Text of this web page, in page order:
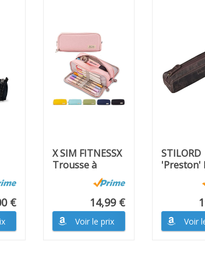
€
X SIM FITNESSX
Trousse à
crayons pour
adolescents...
14,99 €
Voir le prix
STILORD
'Preston'
Cuir
Voir